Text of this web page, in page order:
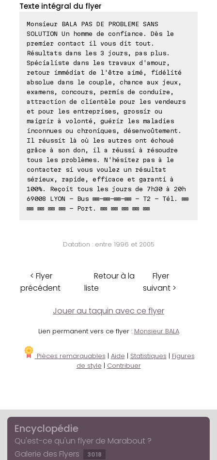
Texte intégral du flyer
Monsieur BALA PAS DE PROBLEME SANS
SOLUTION Un homme de confiance. Dès le
premier contact il vous dit tout.
Résultats dans les 3 jours, pas plus.
Spécialiste dans les travaux d'amour,
retour immédiat de l'être aimé, fidélité
absolue dans le couple, chance aux jeux,
examens, concours, permis de conduire,
attraction de clientèle pour les vendeurs
et pour les entreprises, grossir ou
maigrir à volonté, guérir les maladies
inconnues ou chroniques, désenvoûtement.
Il réussit là où les autres ont échoué
grâce à son don, il a réussi à résoudre
tous les problèmes. N'hésitez pas à le
contacter si vous voulez un résultat
sérieux, rapide, efficace et garanti à
100%. Reçoit tous les jours de 7h30 à 20h
69008 LYON - Bus ⊠⊠-⊠⊠-⊠⊠-⊠⊠ - T2 - Tél. ⊠⊠
⊠⊠ ⊠⊠ ⊠⊠ ⊠⊠ - Port. ⊠⊠ ⊠⊠ ⊠⊠ ⊠⊠ ⊠⊠
Datation : entre 1996 et 2005
< Flyer
précédent
Retour à la
liste
Flyer
suivant >
Jouer au taquin avec ce flyer
Lien permanent vers ce flyer : Monsieur BALA
Pièces remarquables | Aide | Statistiques | Figures
de style | Contribuer
Encyclopédie
Qu'est-ce qu'un flyer de Marabout ?
Galerie des Flyers
3018